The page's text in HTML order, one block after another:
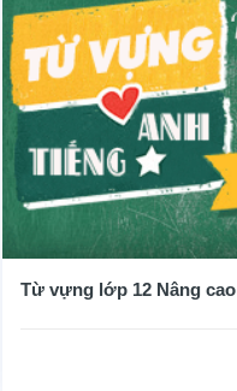
Từ vựng lớp 12 Nâng cao